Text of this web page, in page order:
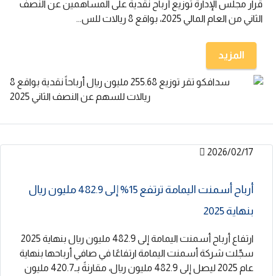
2026/02/17
أرباح أسمنت اليمامة ترتفع 15% إلى 482.9 مليون ريال
بنهاية 2025
ارتفاع أرباح أسمنت اليمامة إلى 482.9 مليون ريال بنهاية 2025
سجّلت شركة أسمنت اليمامة ارتفاعًا في صافي أرباحها بنهاية
عام 2025 ليصل إلى 482.9 مليون ريال، مقارنةً بـ420.7 مليون
قرار مجلس الإدارة توزيع أرباح نقدية على المساهمين عن النصف
الثاني من العام المالي 2025، بواقع 8 ريالات للس...
المزيد